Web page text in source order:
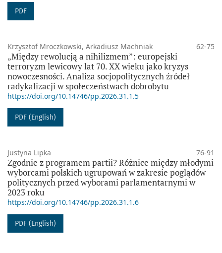
PDF
Krzysztof Mroczkowski, Arkadiusz Machniak 62-75
„Między rewolucją a nihilizmem”: europejski
terroryzm lewicowy lat 70. XX wieku jako kryzys
nowoczesności. Analiza socjopolitycznych źródeł
radykalizacji w społeczeństwach dobrobytu
https://doi.org/10.14746/pp.2026.31.1.5
PDF (English)
Justyna Lipka 76-91
Zgodnie z programem partii? Różnice między młodymi
wyborcami polskich ugrupowań w zakresie poglądów
politycznych przed wyborami parlamentarnymi w
2023 roku
https://doi.org/10.14746/pp.2026.31.1.6
PDF (English)